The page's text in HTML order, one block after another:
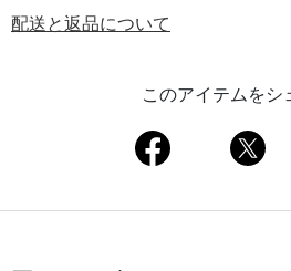
配送と返品について
このアイテムをシ